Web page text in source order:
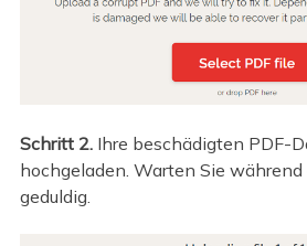
Schritt 2.Ihre beschädigten PDF-
hochgeladen. Warten Sie während
geduldig.